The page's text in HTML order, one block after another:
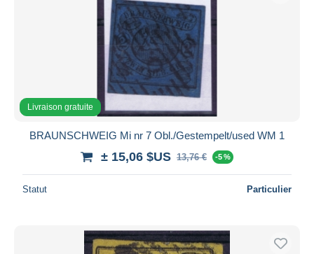
Livraison gratuite
BRAUNSCHWEIG Mi nr 7 Obl./Gestempelt/used WM 1
± 15,06 $US 13,76 € -5 %
Statut Particulier